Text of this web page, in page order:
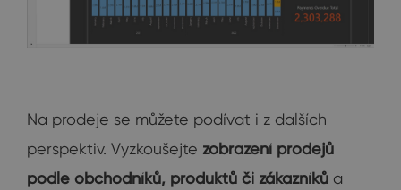
Na prodeje se můžete podívat i z dalších
perspektiv. Vyzkoušejte zobrazení prodejů
podle obchodníků, produktů či zákazníků a